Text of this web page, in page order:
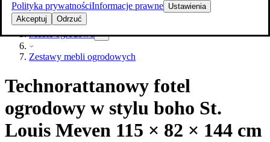
Polityka prywatnościInformacje prawne Ustawienia
Akceptuj
Odrzuć
Ogród
Meble ogrodowe
Zestawy mebli ogrodowych
Technorattanowy fotel
ogrodowy w stylu boho St.
Louis Meven 115 × 82 × 144 cm